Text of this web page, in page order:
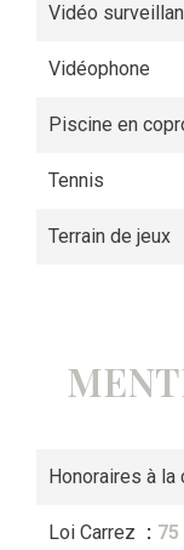
Vidéo
Vidéophone
Piscine en
Tennis
Terrain de jeux
Honoraires à la
Loi Carrez 75